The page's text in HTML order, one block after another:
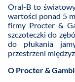
Oral-B to
wartości ponad 5
firmy Procter &
szczoteczki do
do płukania
przestrzeni
O Procter &